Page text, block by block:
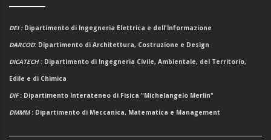
DEI: Dipartimento di Ingegneria Elettrica e dell'Informazione
DARCOD: Dipartimento di Architettura, Costruzione e Design
DICATECH : Dipartimento di Ingegneria Civile, Ambientale, del Territorio,
Edile e di Chimica
DIF: Dipartimento Interateneo di Fisica "Michelangelo Merlin"
DMMM: Dipartimento di Meccanica, Matematica e Management